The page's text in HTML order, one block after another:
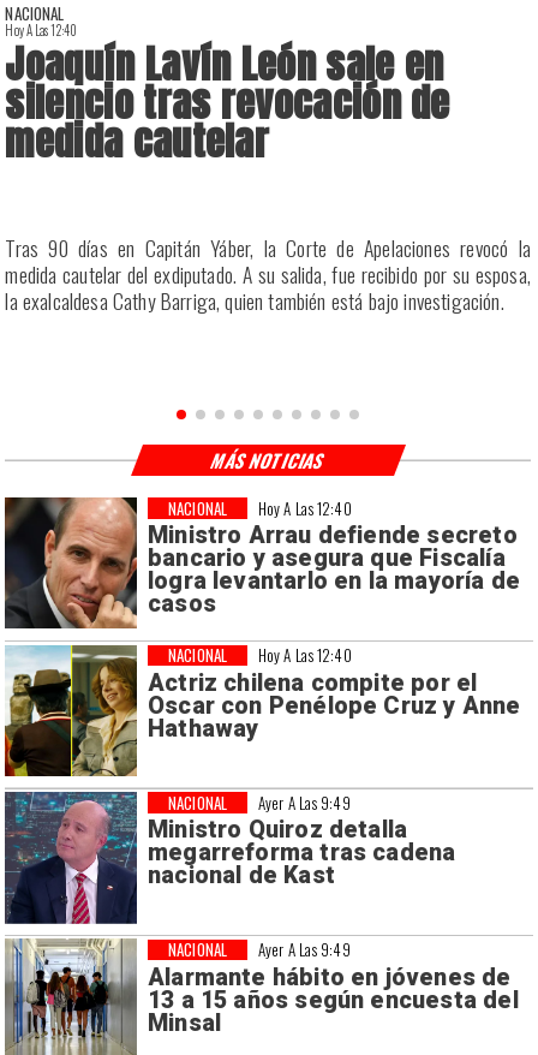
NACIONAL
Hoy A Las 12:40
Joaquín Lavín León sale en
silencio tras revocación de
medida cautelar
Tras 90 días en Capitán Yáber, la Corte de Apelaciones revocó la
medida cautelar del exdiputado. A su salida, fue recibido por su esposa,
la exalcaldesa Cathy Barriga, quien también está bajo investigación.
Hoy A Las 12:40
Ministro Arrau defiende secreto
bancario y asegura que Fiscalía
logra levantarlo en la mayoría de
casos
NACIONAL
Hoy A Las 12:40
Actriz chilena compite por el
Oscar con Penélope Cruz y Anne
Hathaway
NACIONAL
Ayer A Las 9:49
Ministro Quiroz detalla
megarreforma tras cadena
nacional de Kast
NACIONAL
Ayer A Las 9:49
Alarmante hábito en jóvenes de
13 a 15 años según encuesta del
Minsal
NACIONAL
MÁS NOTICIAS